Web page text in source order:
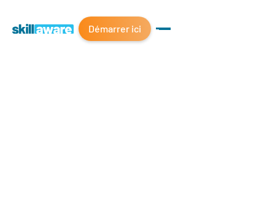
Démarrer ici